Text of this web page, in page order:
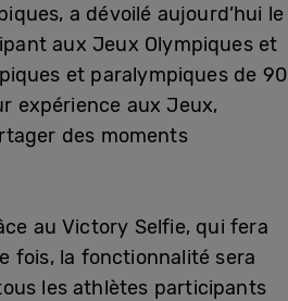
a dévoilé aujourd’hui le
aux Jeux Olympiques et
et paralympiques de 90
expérience aux Jeux,
des moments
au Victory Selfie, qui fera
fois, la fonctionnalité sera
les athlètes participants